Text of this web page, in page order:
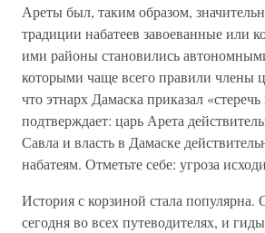
Ареты был, таким образом,
традиции набатеев завоеванные или
ими районы становились
которыми чаще всего правили члены
что этнарх Дамаска приказал «стеречь
подтверждает: царь Арета
Савла и власть в Дамаске
набатеям. Отметьте себе: угроза
История с корзиной стала популярна.
сегодня во всех путеводителях, и